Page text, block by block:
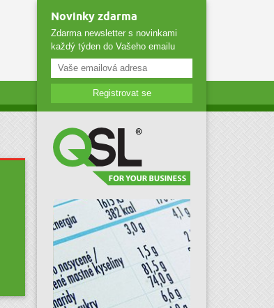
Novinky zdarma
Zdarma newsletter s novinkami
každý týden do Vašeho emailu
Registrovat se